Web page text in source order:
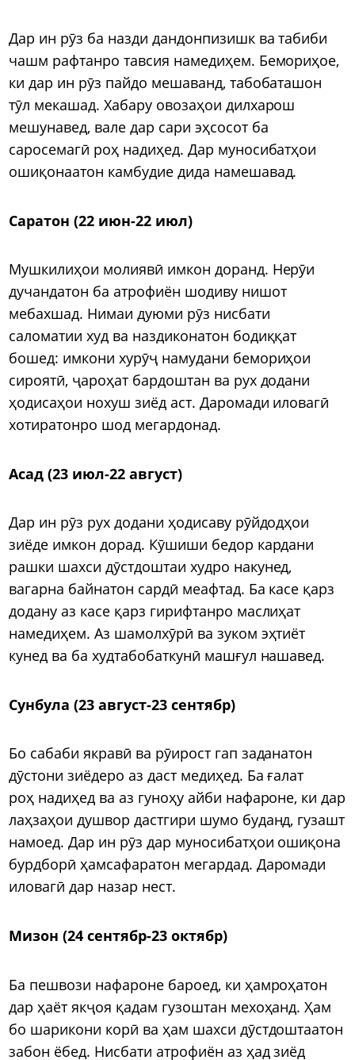
Дар ин рӯз ба назди дандонпизишк ва табиби
чашм рафтанро тавсия намедиҳем. Бемориҳое,
ки дар ин рӯз пайдо мешаванд, табобаташон
тӯл мекашад. Хабару овозаҳои дилхарош
мешунавед, вале дар сари эҳсосот ба
саросемагӣ роҳ надиҳед. Дар муносибатҳои
ошиқонаатон камбудие дида намешавад.
Саратон (22 июн-22 июл)
Мушкилиҳои молиявӣ имкон доранд. Нерӯи
дучандатон ба атрофиён шодиву нишот
мебахшад. Нимаи дуюми рӯз нисбати
саломатии худ ва наздиконатон бодиққат
бошед: имкони хурӯҷ намудани бемориҳои
сироятӣ, ҷароҳат бардоштан ва рух додани
ҳодисаҳои нохуш зиёд аст. Даромади иловагӣ
хотиратонро шод мегардонад.
Асад (23 июл-22 август)
Дар ин рӯз рух додани ҳодисаву рӯйдодҳои
зиёде имкон дорад. Кӯшиши бедор кардани
рашки шахси дӯстдоштаи худро накунед,
вагарна байнатон сардӣ меафтад. Ба касе қарз
додану аз касе қарз гирифтанро маслиҳат
намедиҳем. Аз шамолхӯрӣ ва зуком эҳтиёт
кунед ва ба худтабобаткунӣ машғул нашавед.
Сунбула (23 август-23 сентябр)
Бо сабаби якравӣ ва рӯирост гап заданатон
дӯстони зиёдеро аз даст медиҳед. Ба ғалат
роҳ надиҳед ва аз гуноҳу айби нафароне, ки дар
лаҳзаҳои душвор дастгири шумо буданд, гузашт
намоед. Дар ин рӯз дар муносибатҳои ошиқона
бурдборӣ ҳамсафаратон мегардад. Даромади
иловагӣ дар назар нест.
Мизон (24 сентябр-23 октябр)
Ба пешвози нафароне бароед, ки ҳамроҳатон
дар ҳаёт якҷоя қадам гузоштан мехоҳанд. Ҳам
бо шарикони корӣ ва ҳам шахси дӯстдоштаатон
забон ёбед. Нисбати атрофиён аз ҳад зиёд